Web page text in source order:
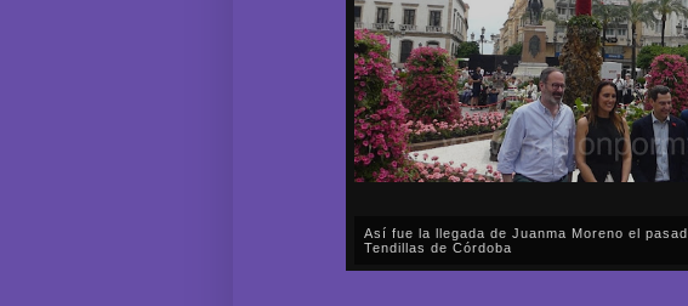
Así fue la llegada de Juanma Moreno el
Tendillas de Córdoba